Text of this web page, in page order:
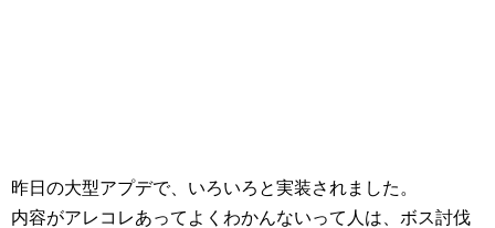
昨日の大型アプデで、いろいろと実装されました。
内容がアレコレあってよくわかんないって人は、ボス討伐